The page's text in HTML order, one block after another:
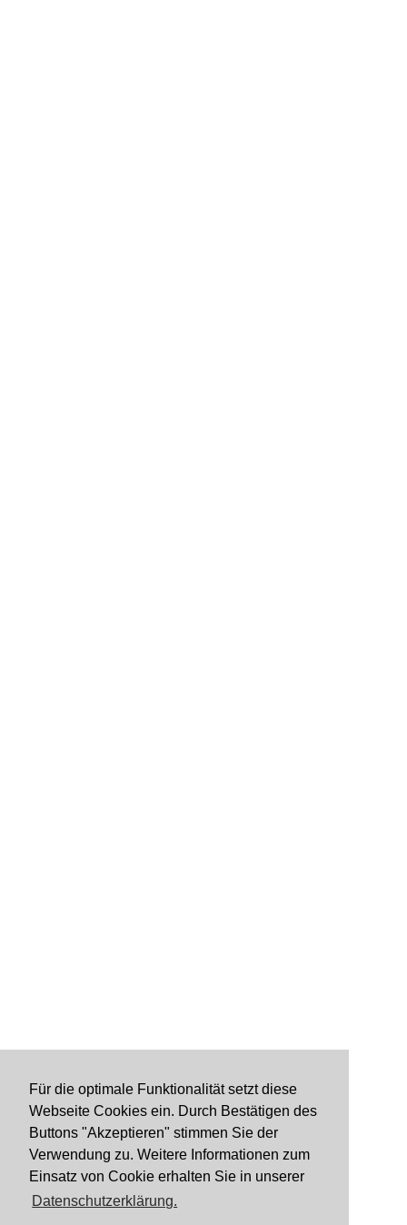
Für die optimale Funktionalität setzt diese
Webseite Cookies ein. Durch Bestätigen des
Buttons "Akzeptieren" stimmen Sie der
Verwendung zu. Weitere Informationen zum
Einsatz von Cookie erhalten Sie in unserer
Datenschutzerklärung.